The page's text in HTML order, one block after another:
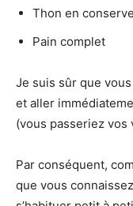
Thon en conserve
Pain complet
Je suis sûr que
et aller
(vous passeriez vos
Par conséquent,
que vous